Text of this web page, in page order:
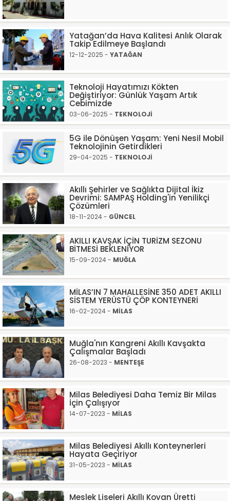
Yatağan’da Hava Kalitesi Anlık Olarak
Takip Edilmeye Başlandı
12-12-2025 - YATAĞAN
Teknoloji Hayatımızı Kökten
Değiştiriyor: Günlük Yaşam Artık
Cebimizde
03-06-2025 - TEKNOLOJİ
5G ile Dönüşen Yaşam: Yeni Nesil Mobil
Teknolojinin Getirdikleri
29-04-2025 - TEKNOLOJİ
Akıllı Şehirler ve Sağlıkta Dijital İkiz
Devrimi: SAMPAŞ Holding'in Yenilikçi
Çözümleri
18-11-2024 - GÜNCEL
AKILLI KAVŞAK İÇİN TURİZM SEZONU
BİTMESİ BEKLENİYOR
15-09-2024 - MUĞLA
MİLAS’IN 7 MAHALLESİNE 350 ADET AKILLI
SİSTEM YERÜSTÜ ÇÖP KONTEYNERİ
16-02-2024 - MİLAS
Muğla'nın Kangreni Akıllı Kavşakta
Çalışmalar Başladı
26-08-2023 - MENTEŞE
Milas Belediyesi Daha Temiz Bir Milas
İçin Çalışıyor
14-07-2023 - MİLAS
Milas Belediyesi Akıllı Konteynerleri
Hayata Geçiriyor
31-05-2023 - MİLAS
Meslek Liseleri Akıllı Kovan Üretti